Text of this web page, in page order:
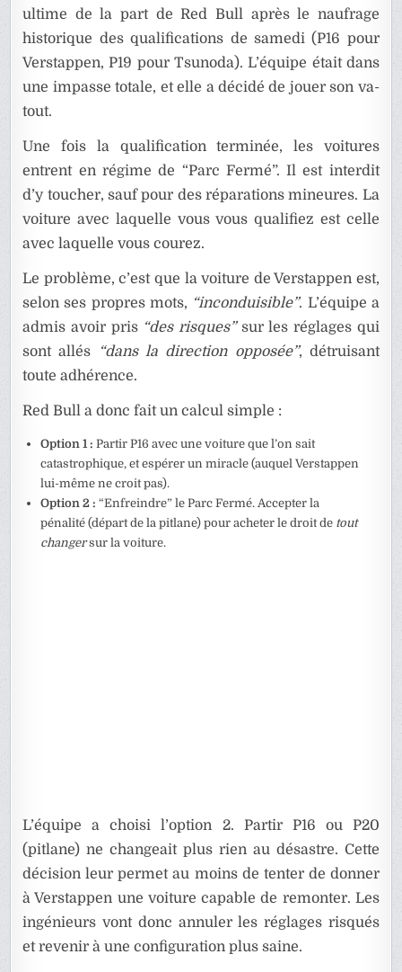
ultime de la part de Red Bull après le naufrage
historique des qualifications de samedi (P16 pour
Verstappen, P19 pour Tsunoda). L’équipe était dans
une impasse totale, et elle a décidé de jouer son va-
tout.
Une fois la qualification terminée, les voitures
entrent en régime de “Parc Fermé”. Il est interdit
d’y toucher, sauf pour des réparations mineures. La
voiture avec laquelle vous vous qualifiez est celle
avec laquelle vous courez.
Le problème, c’est que la voiture de Verstappen est,
selon ses propres mots, “inconduisible”. L’équipe a
admis avoir pris “des risques”sur les réglages qui
sont allés “dans la direction opposée”, détruisant
toute adhérence.
Red Bull a donc fait un calcul simple :
Option 1 : Partir P16 avec une voiture que l’on sait
catastrophique, et espérer un miracle (auquel Verstappen
lui-même ne croit pas).
Option 2 : “Enfreindre” le Parc Fermé. Accepter la
pénalité (départ de la pitlane) pour acheter le droit de tout
changersur la voiture.
L’équipe a choisi l’option 2. Partir P16 ou P20
(pitlane) ne changeait plus rien au désastre. Cette
décision leur permet au moins de tenter de donner
à Verstappen une voiture capable de remonter. Les
ingénieurs vont donc annuler les réglages risqués
et revenir à une configuration plus saine.